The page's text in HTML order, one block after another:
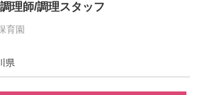
理師/調理スタッフ
育園
県